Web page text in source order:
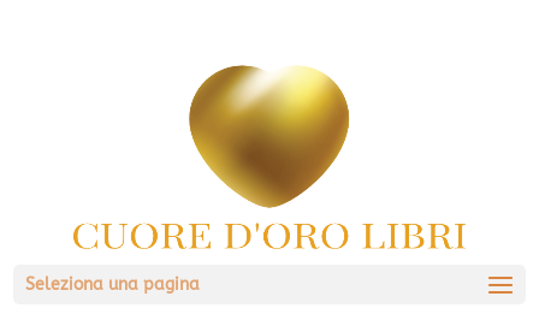
Seleziona una pagina